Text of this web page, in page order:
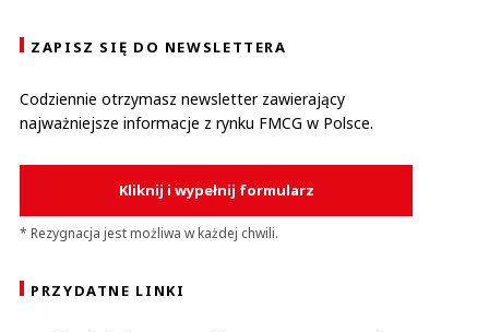
ZAPISZ SIĘ DO NEWSLETTERA
Codziennie otrzymasz newsletter zawierający
najważniejsze informacje z rynku FMCG w Polsce.
Kliknij i wypełnij formularz
* Rezygnacja jest możliwa w każdej chwili.
PRZYDATNE LINKI